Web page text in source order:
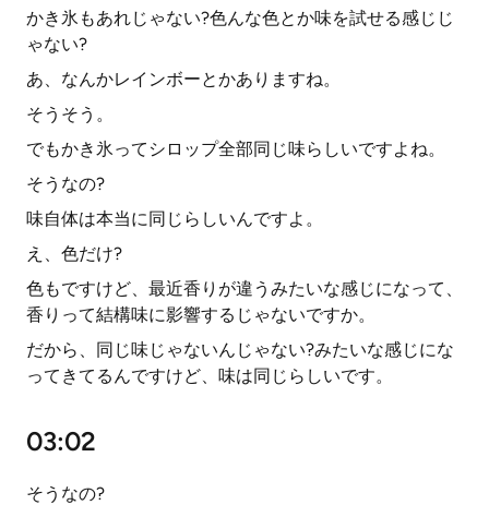
かき氷もあれじゃない?色んな色とか味を試せる感じじ
ゃない?
あ、なんかレインボーとかありますね。
そうそう。
でもかき氷ってシロップ全部同じ味らしいですよね。
そうなの?
味自体は本当に同じらしいんですよ。
え、色だけ?
色もですけど、最近香りが違うみたいな感じになって、
香りって結構味に影響するじゃないですか。
だから、同じ味じゃないんじゃない?みたいな感じにな
ってきてるんですけど、味は同じらしいです。
03:02
そうなの?